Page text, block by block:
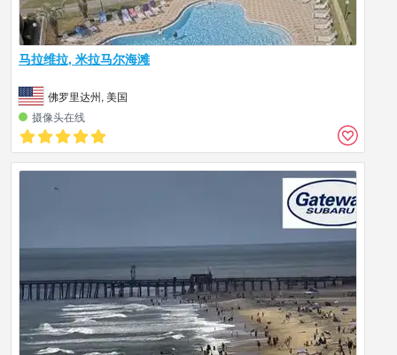
马拉维拉, 米拉马尔海滩
佛罗里达州, 美国
摄像头在线